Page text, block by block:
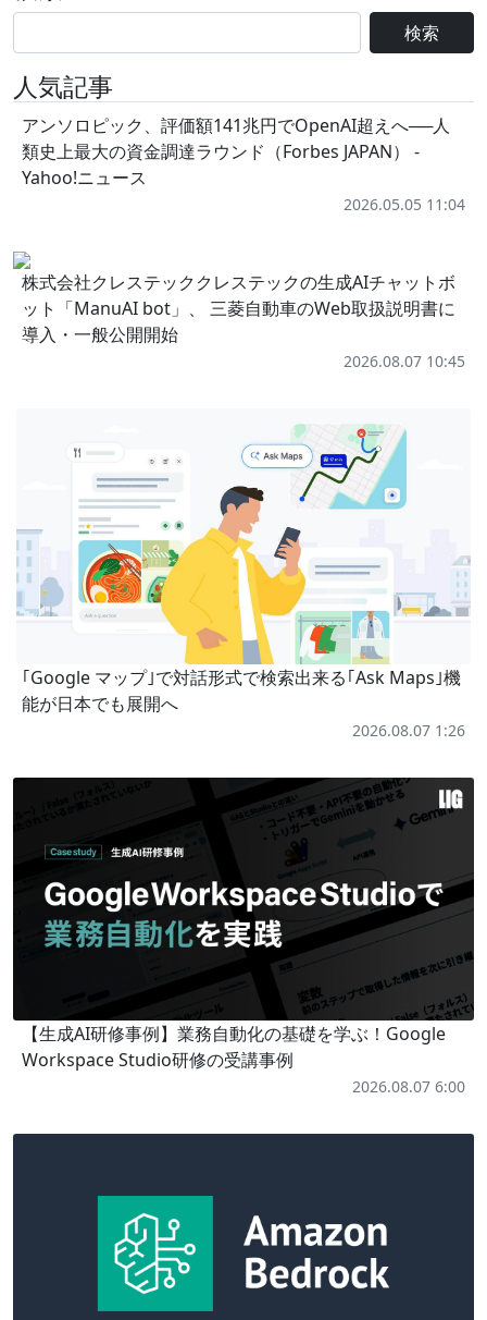
検索
人気記事
アンソロピック、評価額141兆円でOpenAI超えへ──人
類史上最大の資金調達ラウンド（Forbes JAPAN） -
Yahoo!ニュース
2026.05.05 11:04
株式会社クレステッククレステックの生成AIチャットボ
ット「ManuAI bot」、 三菱自動車のWeb取扱説明書に
導入・一般公開開始
2026.08.07 10:45
｢Google マップ｣で対話形式で検索出来る｢Ask Maps｣機
能が日本でも展開へ
2026.08.07 1:26
【生成AI研修事例】業務自動化の基礎を学ぶ！Google
Workspace Studio研修の受講事例
2026.08.07 6:00